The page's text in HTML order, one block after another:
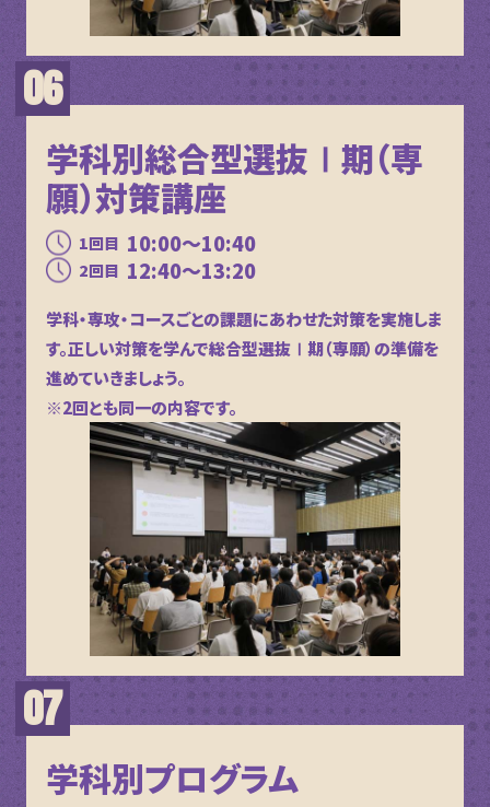
学科別総合型選抜Ⅰ期（専
願）対策講座
1回目 10:00～10:40
2回目 12:40～13:20
学科・専攻・コースごとの課題にあわせた対策を実施しま
す。正しい対策を学んで総合型選抜Ⅰ期（専願）の準備を
進めていきましょう。
※2回とも同一の内容です。
学科別プログラム